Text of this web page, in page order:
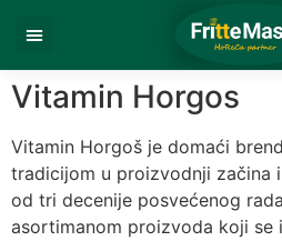
Vitamin Horgos
Vitamin Horgoš je domaći
tradicijom u proizvodnji začina
od tri decenije posvećenog
asortimanom proizvoda koji se